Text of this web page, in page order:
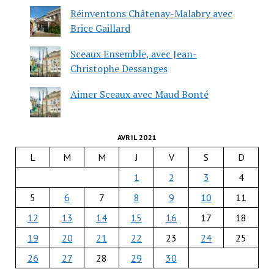
Réinventons Châtenay-Malabry avec
Brice Gaillard
Sceaux Ensemble, avec Jean-
Christophe Dessanges
Aimer Sceaux avec Maud Bonté
AVRIL 2021
L M M J V S
D
1
2 3
4
5
6 7 8 9 10
11
12
13 14 15 16 17
18
19
20 21 22 23 24
25
26
27 28 29 30